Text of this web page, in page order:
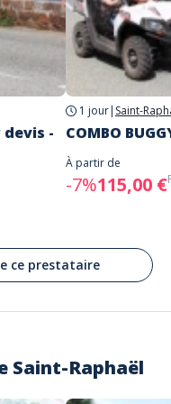
et petits! Un très bon accueil
devis -
1 jour| Saint-
COMBO
À partir de
-7%115,00 €
ce prestataire
Saint-Raphaël